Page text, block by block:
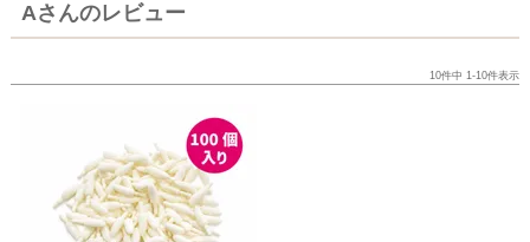
Aさんのレビュー
10件中 1-10件表示